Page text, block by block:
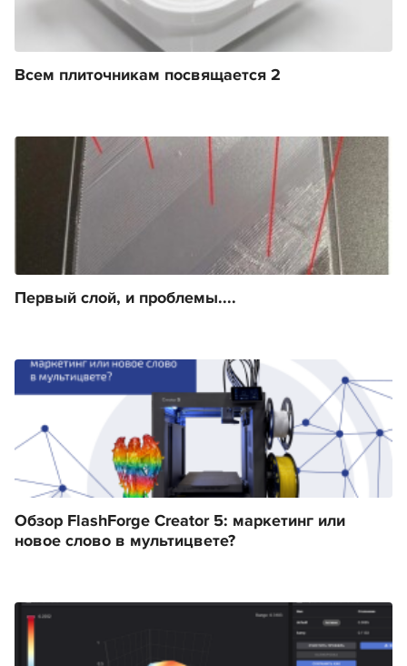
Всем плиточникам посвящается 2
Первый слой, и проблемы....
Обзор FlashForge Creator 5: маркетинг или
новое слово в мультицвете?